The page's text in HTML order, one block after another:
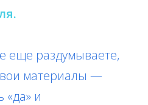
еще раздумываете,
материалы —
«да» и